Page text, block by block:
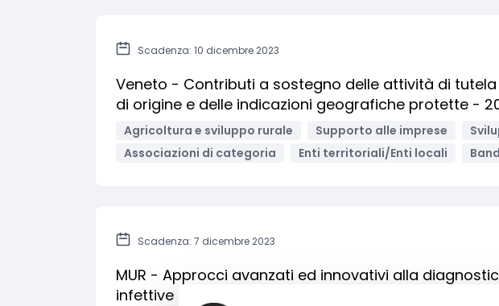
Scadenza: 10 dicembre 2023
Veneto - Contributi a sostegno delle attività di
di origine e delle indicazioni geografiche protette -
Agricoltura e sviluppo rurale Supporto alle imprese
Associazioni di categoria
Enti territoriali/Enti locali
Scadenza: 7 dicembre 2023
MUR - Approcci avanzati ed innovativi alla
infettive